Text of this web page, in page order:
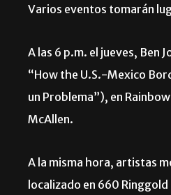
Varios eventos tomarán
A las 6 p.m. el jueves, Ben
“How the U.S.-Mexico
un Problema”), en
McAllen.
A la misma hora, artistas
localizado en 660 Ringgold